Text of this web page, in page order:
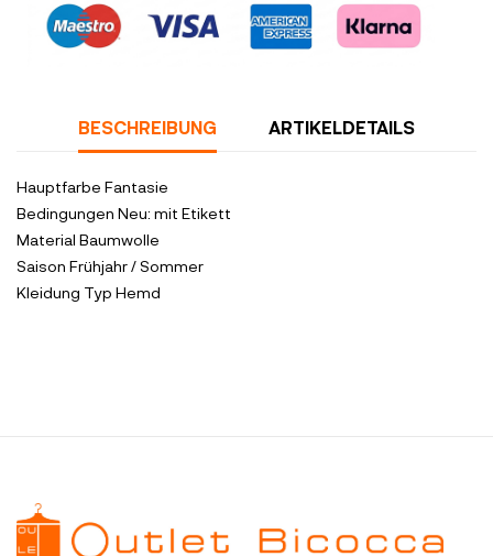
BESCHREIBUNG ARTIKELDETAILS
Hauptfarbe Fantasie
Bedingungen Neu: mit Etikett
Material Baumwolle
Saison Frühjahr / Sommer
Kleidung Typ Hemd